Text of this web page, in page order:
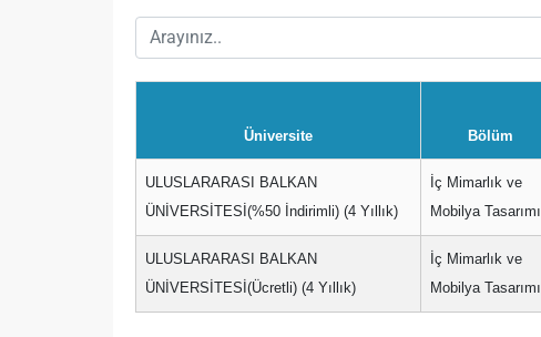
Üniversite Bölüm
ULUSLARARASI BALKAN
ÜNİVERSİTESİ(%50 İndirimli) (4 Yıllık)
İç Mimarlık ve
Mobilya Tasarımı
ULUSLARARASI BALKAN
ÜNİVERSİTESİ(Ücretli) (4 Yıllık)
İç Mimarlık ve
Mobilya Tasarımı